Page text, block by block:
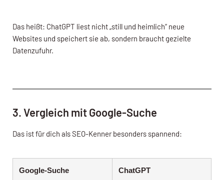
Das heißt: ChatGPT liest nicht „still und heimlich“ neue
Websites und speichert sie ab, sondern braucht gezielte
Datenzufuhr.
3. Vergleich mit Google-Suche
Das ist für dich als SEO-Kenner besonders spannend:
Google-Suche ChatGPT